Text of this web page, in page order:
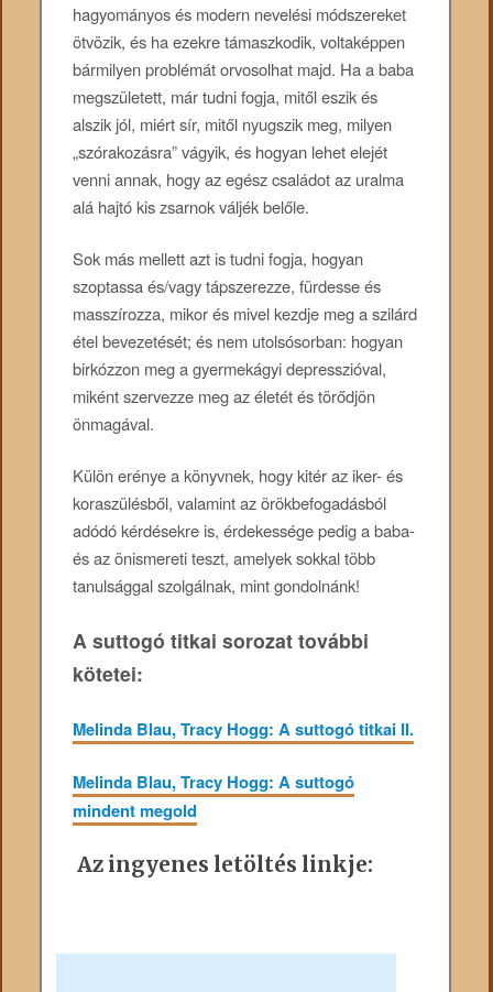
hagyományos és modern nevelési módszereket
ötvözik, és ha ezekre támaszkodik, voltaképpen
bármilyen problémát orvosolhat majd. Ha a baba
megszületett, már tudni fogja, mitől eszik és
alszik jól, miért sír, mitől nyugszik meg, milyen
„szórakozásra” vágyik, és hogyan lehet elejét
venni annak, hogy az egész családot az uralma
alá hajtó kis zsarnok váljék belőle.
Sok más mellett azt is tudni fogja, hogyan
szoptassa és/vagy tápszerezze, fürdesse és
masszírozza, mikor és mivel kezdje meg a szilárd
étel bevezetését; és nem utolsósorban: hogyan
birkózzon meg a gyermekágyi depresszióval,
miként szervezze meg az életét és törődjön
önmagával.
Külön erénye a könyvnek, hogy kitér az iker- és
koraszülésből, valamint az örökbefogadásból
adódó kérdésekre is, érdekessége pedig a baba-
és az önismereti teszt, amelyek sokkal több
tanulsággal szolgálnak, mint gondolnánk!
A suttogó titkai sorozat további
kötetei:
Melinda Blau, Tracy Hogg: A suttogó titkai II.
Melinda Blau, Tracy Hogg: A suttogó
mindent megold
Az ingyenes letöltés linkje: